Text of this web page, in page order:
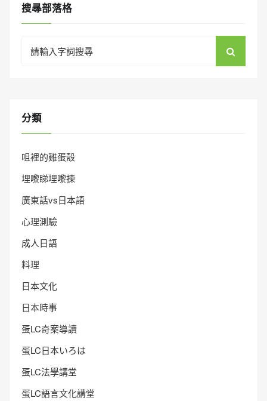
搜㝷部落格
for:
分類
咀裡的雞蛋殼
埋嚟睇埋嚟揀
廣東話vs日本語
心理測驗
成人日語
料理
日本文化
日本時事
蛋LC奇案導讀
蛋LC日本いろは
蛋LC法學講堂
蛋LC語言文化講堂